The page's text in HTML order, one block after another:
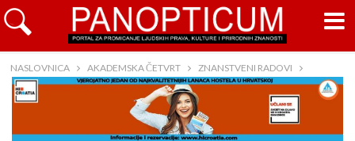
NASLOVNICA AKADEMSKA ČETVRT ZNANSTVENI RADOVI